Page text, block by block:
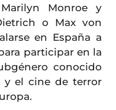
Monroe y
o Max von
en España a
participar en la
conocido
y el cine de terror